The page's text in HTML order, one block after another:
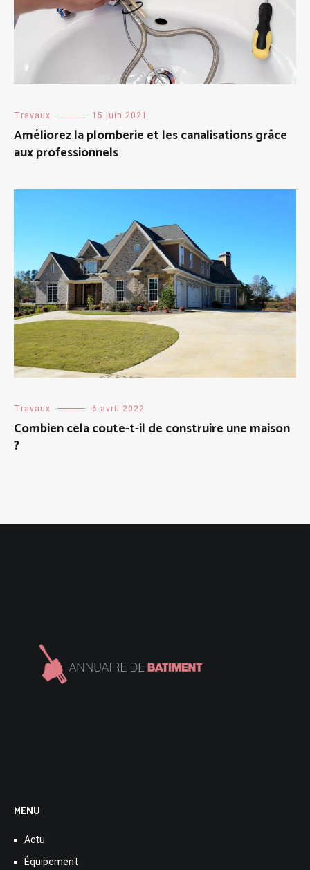
Travaux 15 juin 2021
Améliorez la plomberie et les canalisations grâce
aux professionnels
Travaux 6 avril 2022
Combien cela coute-t-il de construire une maison
?
MENU
Actu
Équipement